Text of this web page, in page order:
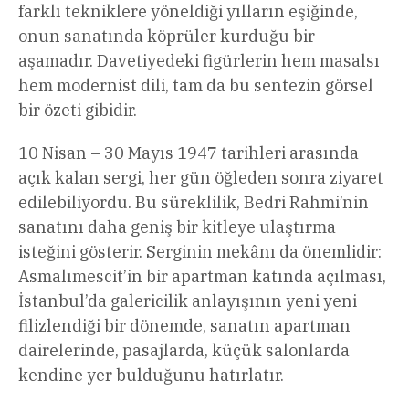
farklı tekniklere yöneldiği yılların eşiğinde,
onun sanatında köprüler kurduğu bir
aşamadır. Davetiyedeki figürlerin hem masalsı
hem modernist dili, tam da bu sentezin görsel
bir özeti gibidir.
10 Nisan – 30 Mayıs 1947 tarihleri arasında
açık kalan sergi, her gün öğleden sonra ziyaret
edilebiliyordu. Bu süreklilik, Bedri Rahmi’nin
sanatını daha geniş bir kitleye ulaştırma
isteğini gösterir. Serginin mekânı da önemlidir:
Asmalımescit’in bir apartman katında açılması,
İstanbul’da galericilik anlayışının yeni yeni
filizlendiği bir dönemde, sanatın apartman
dairelerinde, pasajlarda, küçük salonlarda
kendine yer bulduğunu hatırlatır.